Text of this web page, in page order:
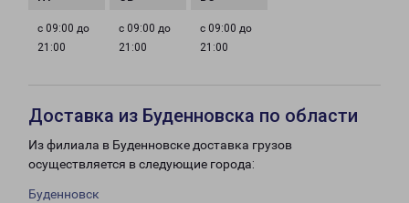
с 09:00 до
21:00
с 09:00 до
21:00
с 09:00 до
21:00
Доставка из Буденновска по области
Из филиала в Буденновске доставка грузов
осуществляется в следующие города:
Буденновск